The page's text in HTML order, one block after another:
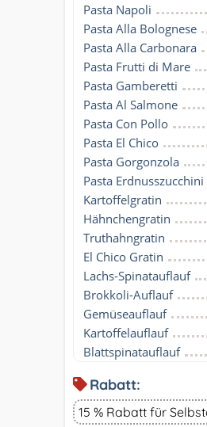
Pasta Napoli
Pasta Alla Bolognese
Pasta Alla Carbonara
Pasta Frutti di Mare
Pasta Gamberetti
Pasta Al Salmone
Pasta Con Pollo
Pasta El Chico
Pasta Gorgonzola
Pasta Erdnusszucchini
Kartoffelgratin
Hähnchengratin
Truthahngratin
El Chico Gratin
Lachs-Spinatauflauf
Brokkoli-Auflauf
Gemüseauflauf
Kartoffelauflauf
Blattspinatauflauf
Rabatt:
15 % Rabatt für